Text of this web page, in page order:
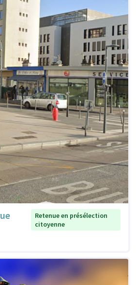
Retenue en présélection
citoyenne